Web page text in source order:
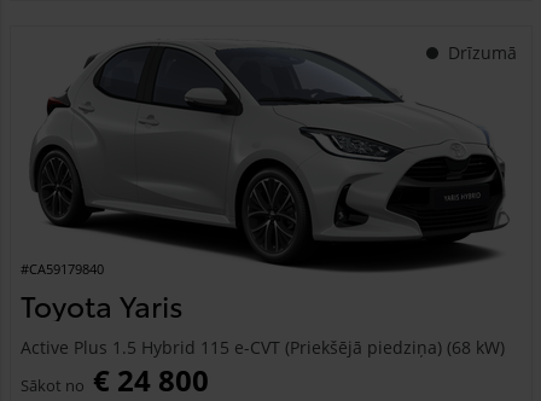
Drīzumā
#CA59179840
Toyota Yaris
Active Plus 1.5 Hybrid 115 e-CVT (Priekšējā piedziņa) (68 kW)
Sākot no € 24 800